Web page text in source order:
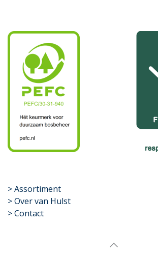
​>Assortiment
> Over van Hulst
> Contact